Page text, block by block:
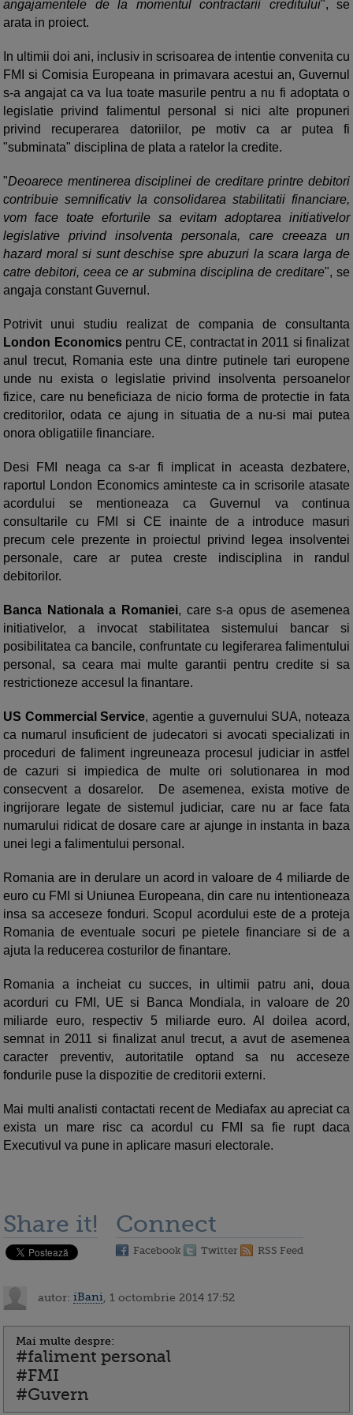
angajamentele de la momentul contractarii creditului", se
arata in proiect.
In ultimii doi ani, inclusiv in scrisoarea de intentie convenita cu
FMI si Comisia Europeana in primavara acestui an, Guvernul
s-a angajat ca va lua toate masurile pentru a nu fi adoptata o
legislatie privind falimentul personal si nici alte propuneri
privind recuperarea datoriilor, pe motiv ca ar putea fi
"subminata" disciplina de plata a ratelor la credite.
"Deoarece mentinerea disciplinei de creditare printre debitori
contribuie semnificativ la consolidarea stabilitatii financiare,
vom face toate eforturile sa evitam adoptarea initiativelor
legislative privind insolventa personala, care creeaza un
hazard moral si sunt deschise spre abuzuri la scara larga de
catre debitori, ceea ce ar submina disciplina de creditare", se
angaja constant Guvernul.
Potrivit unui studiu realizat de compania de consultanta
London Economicspentru CE, contractat in 2011 si finalizat
anul trecut, Romania este una dintre putinele tari europene
unde nu exista o legislatie privind insolventa persoanelor
fizice, care nu beneficiaza de nicio forma de protectie in fata
creditorilor, odata ce ajung in situatia de a nu-si mai putea
onora obligatiile financiare.
Desi FMI neaga ca s-ar fi implicat in aceasta dezbatere,
raportul London Economics aminteste ca in scrisorile atasate
acordului se mentioneaza ca Guvernul va continua
consultarile cu FMI si CE inainte de a introduce masuri
precum cele prezente in proiectul privind legea insolventei
personale, care ar putea creste indisciplina in randul
debitorilor.
Banca Nationala a Romaniei, care s-a opus de asemenea
initiativelor, a invocat stabilitatea sistemului bancar si
posibilitatea ca bancile, confruntate cu legiferarea falimentului
personal, sa ceara mai multe garantii pentru credite si sa
restrictioneze accesul la finantare.
US Commercial Service, agentie a guvernului SUA, noteaza
ca numarul insuficient de judecatori si avocati specializati in
proceduri de faliment ingreuneaza procesul judiciar in astfel
de cazuri si impiedica de multe ori solutionarea in mod
consecvent a dosarelor. De asemenea, exista motive de
ingrijorare legate de sistemul judiciar, care nu ar face fata
numarului ridicat de dosare care ar ajunge in instanta in baza
unei legi a falimentului personal.
Romania are in derulare un acord in valoare de 4 miliarde de
euro cu FMI si Uniunea Europeana, din care nu intentioneaza
insa sa acceseze fonduri. Scopul acordului este de a proteja
Romania de eventuale socuri pe pietele financiare si de a
ajuta la reducerea costurilor de finantare.
Romania a incheiat cu succes, in ultimii patru ani, doua
acorduri cu FMI, UE si Banca Mondiala, in valoare de 20
miliarde euro, respectiv 5 miliarde euro. Al doilea acord,
semnat in 2011 si finalizat anul trecut, a avut de asemenea
caracter preventiv, autoritatile optand sa nu acceseze
fondurile puse la dispozitie de creditorii externi.
Mai multi analisti contactati recent de Mediafax au apreciat ca
exista un mare risc ca acordul cu FMI sa fie rupt daca
Executivul va pune in aplicare masuri electorale.
Share it! Connect
Facebook Twitter RSS Feed
autor: iBani , 1 octombrie 2014 17:52
Mai multe despre:
#faliment personal
#FMI
#Guvern